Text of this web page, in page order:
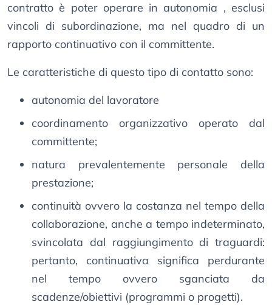
contratto è poter operare in autonomia , esclusi
vincoli di subordinazione, ma nel quadro di un
rapporto continuativo con il committente.
Le caratteristiche di questo tipo di contatto sono:
autonomia del lavoratore
coordinamento organizzativo operato dal
committente;
natura prevalentemente personale della
prestazione;
continuità ovvero la costanza nel tempo della
collaborazione, anche a tempo indeterminato,
svincolata dal raggiungimento di traguardi:
pertanto, continuativa significa perdurante
nel tempo ovvero sganciata da
scadenze/obiettivi (programmi o progetti).